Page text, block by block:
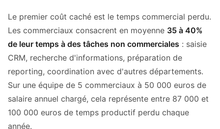
Le premier coût caché est le temps commercial perdu.
Les commerciaux consacrent en moyenne 35 à 40%
de leur temps à des tâches non commerciales : saisie
CRM, recherche d'informations, préparation de
reporting, coordination avec d'autres départements.
Sur une équipe de 5 commerciaux à 50 000 euros de
salaire annuel chargé, cela représente entre 87 000 et
100 000 euros de temps productif perdu chaque
année.